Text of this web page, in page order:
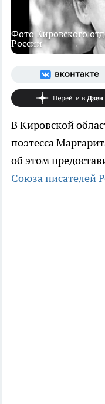
Фото Кировского
России
В Кировской
поэтесса
об этом
Союза писателей